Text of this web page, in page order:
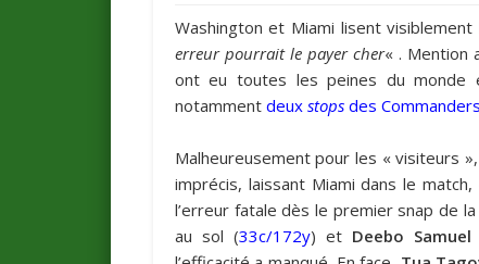
Washington et Miami lisent
erreur pourrait le payer cher« . Mention
ont eu toutes les peines du
notamment deux stopsdes
Malheureusement pour les « visiteurs
imprécis, laissant Miami dans le
l’erreur fatale dès le premier snap de
au sol (33c/172y) et Deebo Samuel